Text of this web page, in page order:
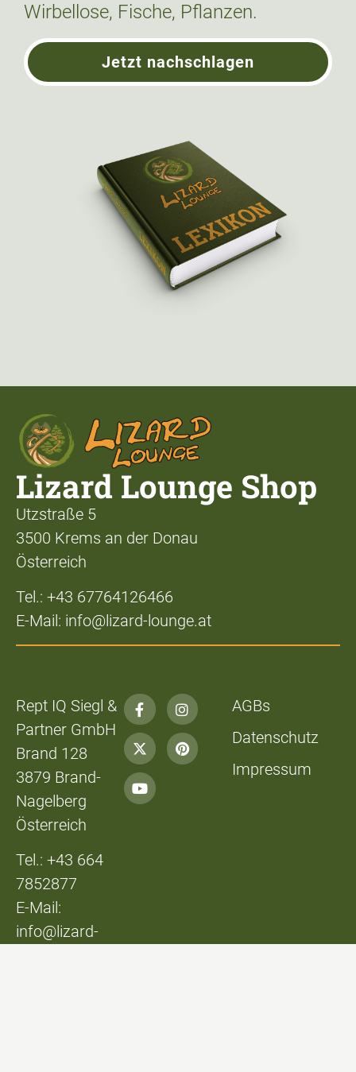
Wirbellose, Fische, Pflanzen.
Jetzt nachschlagen
Lizard Lounge Shop
Utzstraße 5
3500 Krems an der Donau
Österreich
Tel.: +43 67764126466
E-Mail: info@lizard-lounge.at
Rept IQ Siegl &
Partner GmbH
Brand 128
3879 Brand-
Nagelberg
Österreich
Tel.: +43 664
7852877
E-Mail:
info@lizard-
AGBs
Datenschutz
Impressum